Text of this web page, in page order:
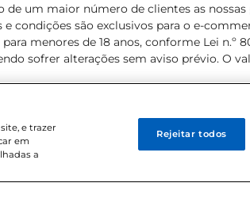
um maior número de clientes as
são exclusivos para o e-
menores de 18 anos, conforme Lei n.º
sofrer alterações sem aviso prévio. O
e trazer
em
a
Rejeitar todos